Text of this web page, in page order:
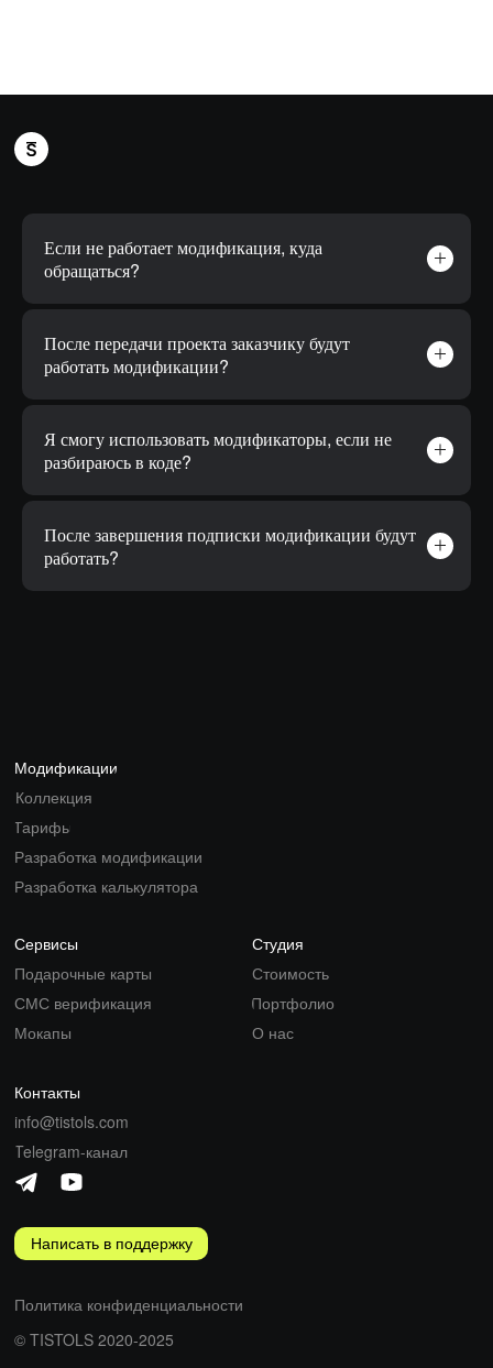
Если не работает модификация, куда
обращаться?
После передачи проекта заказчику будут
работать модификации?
Я смогу использовать модификаторы, если не
разбираюсь в коде?
После завершения подписки модификации будут
работать?
Сервисы
Подарочные карты
СМС верификация
Политика конфиденциальности
Тарифы
Мокапы
Студия
Контакты
info@tistols.com
Telegram-канал
Стоимость
Портфолио
О нас
Разработка модификации
Разработка калькулятора
Модификации
Коллекция
Написать в поддержку
© TISTOLS 2020-2025